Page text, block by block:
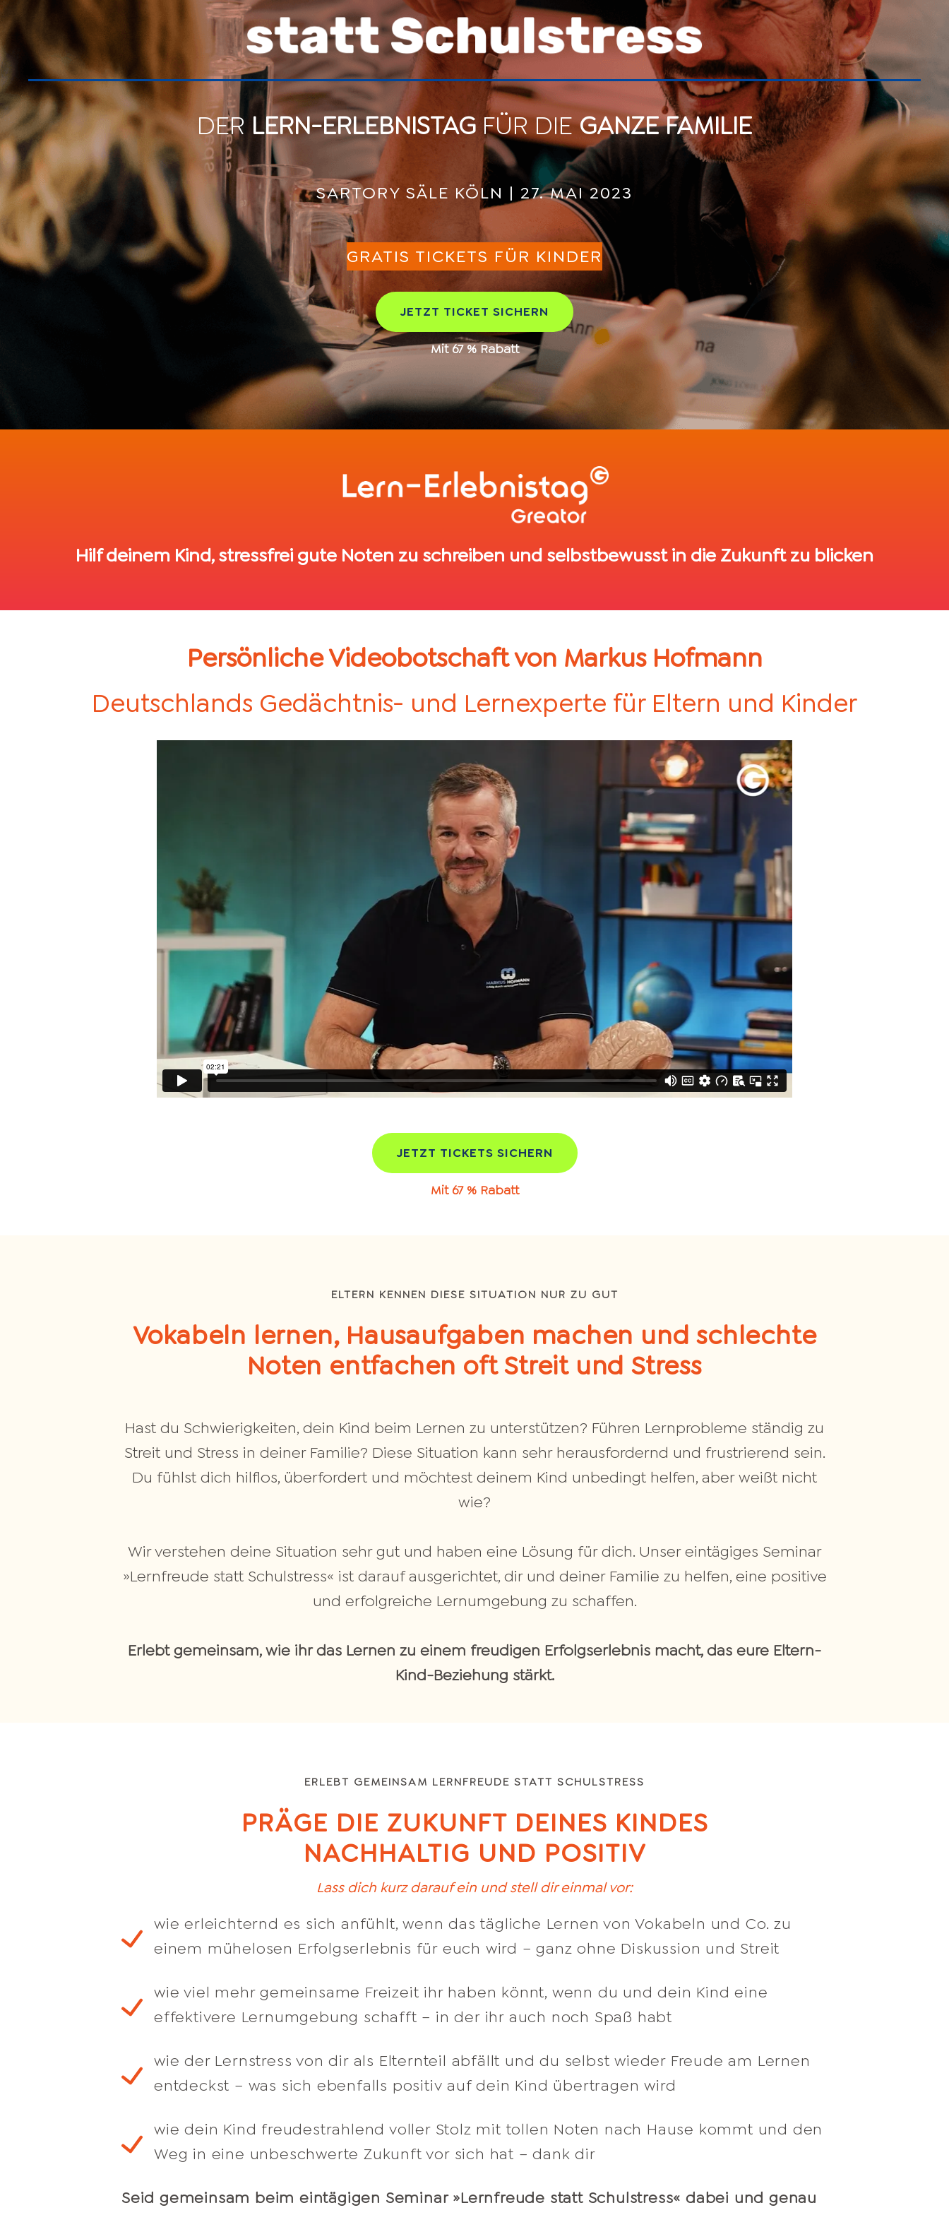
DERLERN-ERLEBNISTAG FÜR DIEGANZE FAMILIE
SARTORY SÄLE KÖLN | 27. MAI 2023
GRATIS TICKETS FÜR KINDER
JETZT TICKET SICHERN
Mit 67 % Rabatt
Hilf deinem Kind, stressfrei gute Noten zu schreiben und selbstbewusst in die Zukunft zu blicken
Persönliche Videobotschaft von Markus Hofmann
Deutschlands Gedächtnis- und Lernexperte für Eltern und Kinder
JETZT TICKETS SICHERN
Mit 67 % Rabatt
ELTERN KENNEN DIESE SITUATION NUR ZU GUT
Vokabeln lernen, Hausaufgaben machen und schlechte
Noten entfachen oft Streit und Stress
Hast du Schwierigkeiten, dein Kind beim Lernen zu unterstützen? Führen Lernprobleme ständig zu
Streit und Stress in deiner Familie? Diese Situation kann sehr herausfordernd und frustrierend sein.
Du fühlst dich hilflos, überfordert und möchtest deinem Kind unbedingt helfen, aber weißt nicht
wie?
Wir verstehen deine Situation sehr gut und haben eine Lösung für dich. Unser eintägiges Seminar
»Lernfreude statt Schulstress« ist darauf ausgerichtet, dir und deiner Familie zu helfen, eine positive
und erfolgreiche Lernumgebung zu schaffen.
Erlebt gemeinsam, wie ihr das Lernen zu einem freudigen Erfolgserlebnis macht, das eure Eltern-
Kind-Beziehung stärkt.
ERLEBT GEMEINSAM LERNFREUDE STATT SCHULSTRESS
PRÄGE DIE ZUKUNFT DEINES KINDES
NACHHALTIG UND POSITIV
Lass dich kurz darauf ein und stell dir einmal vor:
wie erleichternd es sich anfühlt, wenn das tägliche Lernen von Vokabeln und Co. zu
einem mühelosen Erfolgserlebnis für euch wird – ganz ohne Diskussion und Streit
wie viel mehr gemeinsame Freizeit ihr haben könnt, wenn du und dein Kind eine
effektivere Lernumgebung schafft – in der ihr auch noch Spaß habt
wie der Lernstress von dir als Elternteil abfällt und du selbst wieder Freude am Lernen
entdeckst – was sich ebenfalls positiv auf dein Kind übertragen wird
wie dein Kind freudestrahlend voller Stolz mit tollen Noten nach Hause kommt und den
Weg in eine unbeschwerte Zukunft vor sich hat – dank dir
Seid gemeinsam beim eintägigen Seminar »Lernfreude statt Schulstress« dabei und genau